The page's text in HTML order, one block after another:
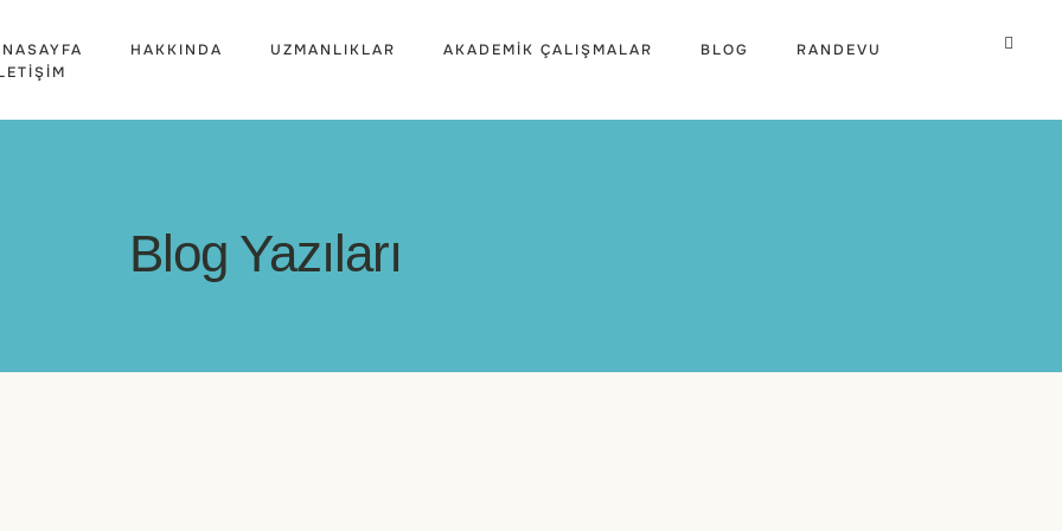
HAKKINDA UZMANLIKLAR AKADEMIK ÇALIŞMALAR BLOG
RANDEVU
Blog Yazıları